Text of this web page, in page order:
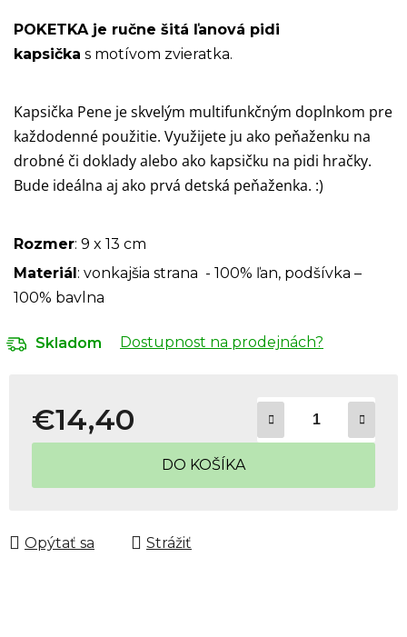
POKETKA je ručne šitá ľanová pidi
kapsička s motívom zvieratka.
Kapsička Pene je skvelým multifunkčným doplnkom pre
každodenné použitie. Využijete ju ako peňaženku na
drobné či doklady alebo ako kapsičku na pidi hračky.
Bude ideálna aj ako prvá detská peňaženka. :)
Rozmer: 9 x 13 cm
Materiál: vonkajšia strana - 100% ľan, podšívka –
100% bavlna
Skladom Dostupnost na prodejnách?
€14,40
Jednotková cena:
DO KOŠÍKA
Opýtať sa Strážiť